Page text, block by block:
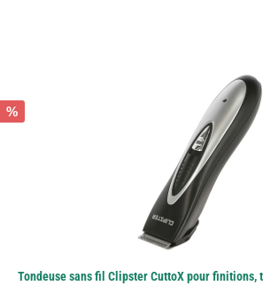
%
Tondeuse sans fil Clipster CuttoX pour finitions,